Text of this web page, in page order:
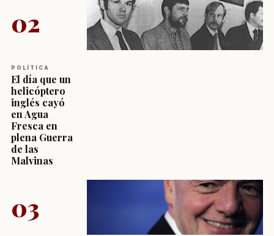
02
POLÍTICA
El día que un
helicóptero
inglés cayó
en Agua
Fresca en
plena Guerra
de las
Malvinas
03